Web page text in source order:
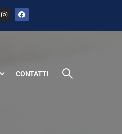
CONTATTI